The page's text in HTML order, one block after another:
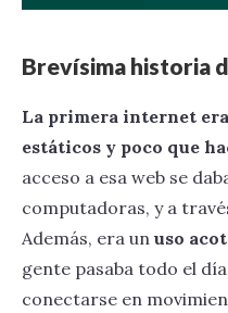
Brevísima historia
La primera internet
estáticos y poco que
acceso a esa web se
computadoras, y a
Además, era un uso
gente pasaba todo el
conectarse en